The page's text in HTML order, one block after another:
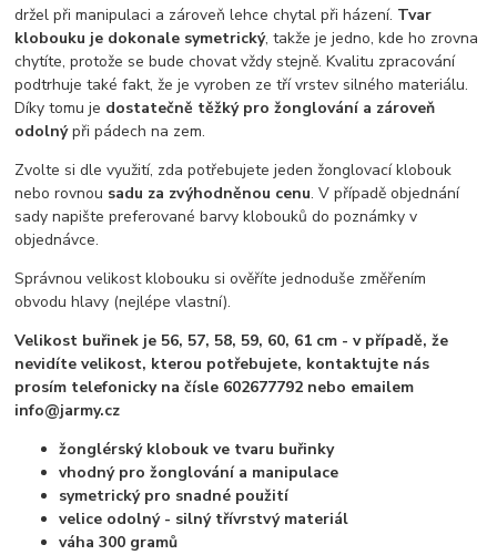
držel při manipulaci a zároveň lehce chytal při házení. Tvar
klobouku je dokonale symetrický, takže je jedno, kde ho zrovna
chytíte, protože se bude chovat vždy stejně. Kvalitu zpracování
podtrhuje také fakt, že je vyroben ze tří vrstev silného materiálu.
Díky tomu je dostatečně těžký pro žonglování a zároveň
odolnýpři pádech na zem.
Zvolte si dle využití, zda potřebujete jeden žonglovací klobouk
nebo rovnou sadu za zvýhodněnou cenu. V případě objednání
sady napište preferované barvy klobouků do poznámky v
objednávce.
Správnou velikost klobouku si ověříte jednoduše změřením
obvodu hlavy (nejlépe vlastní).
Velikost buřinek je 56, 57, 58, 59, 60, 61 cm - v případě, že
nevidíte velikost, kterou potřebujete, kontaktujte nás
prosím telefonicky na čísle 602677792 nebo emailem
info@jarmy.cz
žonglérský klobouk ve tvaru buřinky
vhodný pro žonglování a manipulace
symetrický pro snadné použití
velice odolný - silný třívrstvý materiál
váha 300 gramů